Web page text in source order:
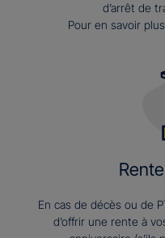
d’arrêt de
Pour en savoir
En cas de décès ou de
d’offrir une rente à